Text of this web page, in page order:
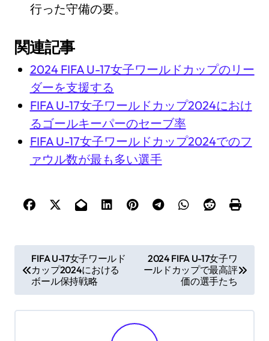
行った守備の要。
関連記事
2024 FIFA U-17女子ワールドカップのリー
ダーを支援する
FIFA U-17女子ワールドカップ2024におけ
るゴールキーパーのセーブ率
FIFA U-17女子ワールドカップ2024でのフ
ァウル数が最も多い選手
o
s
t
FIFA U-17女子ワールド
カップ2024における
ボール保持戦略
2024 FIFA U-17女子ワ
ールドカップで最高評
価の選手たち